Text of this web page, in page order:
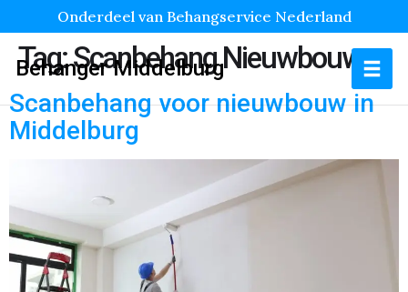
Onderdeel van Behangservice Nederland
Behanger Middelburg
Tag:Scanbehang Nieuwbouw
Scanbehang voor nieuwbouw in
Middelburg